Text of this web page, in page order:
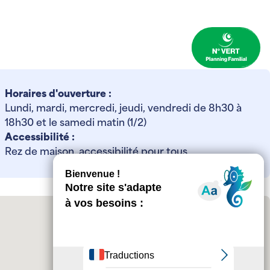
Horaires d'ouverture :
Lundi, mardi, mercredi, jeudi, vendredi de 8h30 à
18h30 et le samedi matin (1/2)
Accessibilité :
Rez de maison, accessibilité pour tous